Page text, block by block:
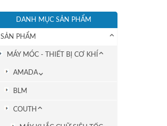
DANH MỤC SẢN PHẨM
SẢN PHẨM
MÁY MÓC - THIẾT BỊ CƠ KHÍ
AMADA
BLM
COUTH